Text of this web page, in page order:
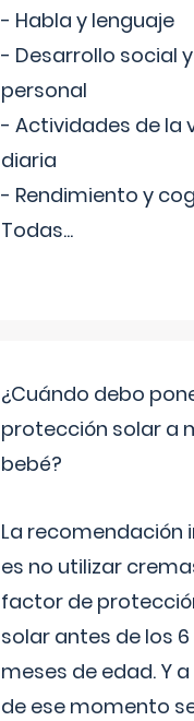
- Habla y lenguaje
- Desarrollo social y
personal
- Actividades de la
diaria
- Rendimiento y
Todas...
¿Cuándo debo
protección solar a
bebé?
La recomendación
es no utilizar
factor de
solar antes de los 6
meses de edad. Y
de ese momento